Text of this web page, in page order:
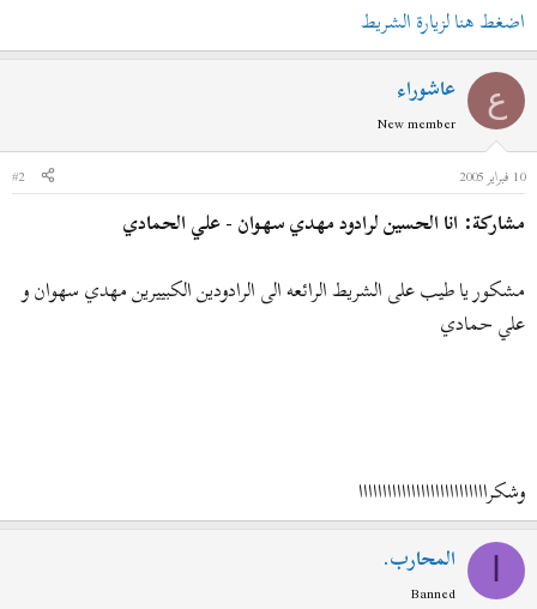
اضغط هنا لزيارة الشريط
ع عاشوراء
New member
10 فبراير 2005
#2
مشاركة: انا الحسين لرادود مهدي سهوان - علي الحمادي
مشكور يا طيب على الشريط الرائعه الى الرادودين الكبييرين مهدي سهوان و
علي حمادي
وشكرااااااااااااااااااااااااااا
المحارب.
Banned